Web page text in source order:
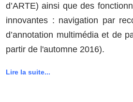
d’ARTE) ainsi que des
innovantes : navigation par
d’annotation multimédia et de
partir de l'automne 2016).
Lire la suite...